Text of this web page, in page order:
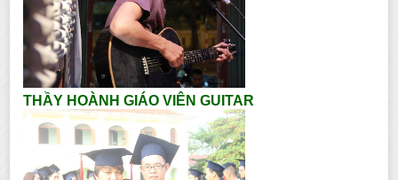
THẦY HOÀNH GIÁO VIÊN GUITAR